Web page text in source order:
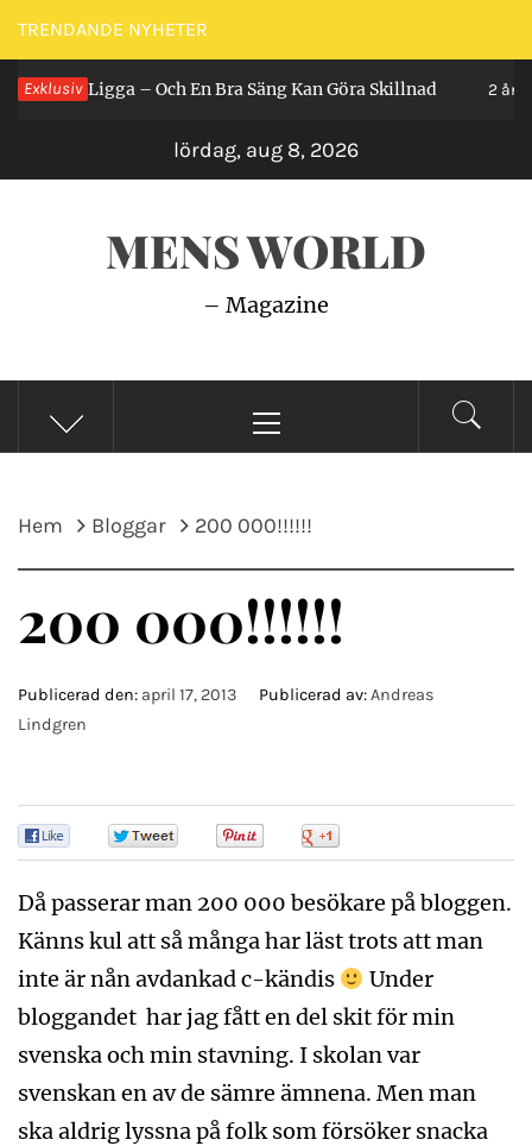
Hoppa
till
innehåll
TRENDANDE NYHETER
Exklusiv
Man Ligga – Och En Bra Säng Kan Göra Skillnad 2 år
lördag, aug 8, 2026
MENS WORLD
– Magazine
meny
Hem Bloggar 200 000!!!!!!
200 000!!!!!!
Publicerad den: april 17, 2013 Publicerad av:Andreas
Lindgren
Då passerar man 200 000 besökare på bloggen.
Känns kul att så många har läst trots att man
inte är nån avdankad c-kändis
Under
bloggandet har jag fått en del skit för min
svenska och min stavning. I skolan var
svenskan en av de sämre ämnena. Men man
ska aldrig lyssna på folk som försöker snacka